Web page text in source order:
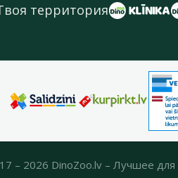
территория
– 2026 DinoZoo.lv – Лучшее для